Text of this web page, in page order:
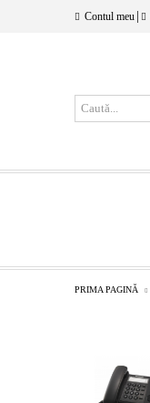
Contul meu
PRIMA PAGINĂ